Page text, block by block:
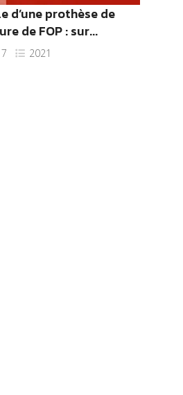
d’une prothèse de
de FOP : sur...
2021